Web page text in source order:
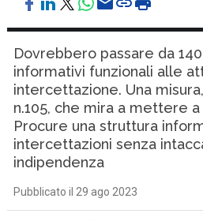
Dovrebbero passare da
informativi funzionali alle
intercettazione. Una
n.105, che mira a mettere
Procure una struttura
intercettazioni senza
indipendenza
Pubblicato il 29 ago 2023